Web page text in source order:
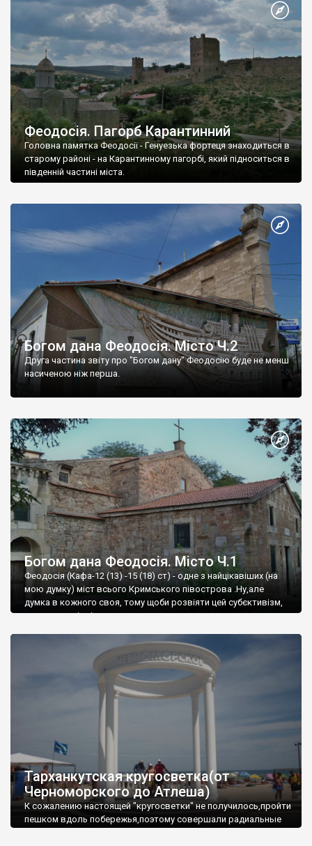
Феодосія. Пагорб Карантинний
Головна памятка Феодосії - Генуезька фортеця знаходиться в
старому районі - на Карантинному пагорбі, який підноситься в
південній частині міста.
Богом дана Феодосія. Місто Ч.2
Друга частина звіту про "Богом дану" Феодосію буде не менш
насиченою ніж перша.
Богом дана Феодосія. Місто Ч.1
Феодосія (Кафа-12 (13) -15 (18) ст) - одне з найцікавіших (на
мою думку) міст всього Кримського півострова .Ну,але
думка в кожного своя, тому щоби розвіяти цей субєктивізм,
запрошую відвідати це
Тарханкутская кругосветка(от
Черноморского до Атлеша)
К сожалению настоящей "кругосветки" не получилось,пройти
пешком вдоль побережья,поэтому совершали радиальные